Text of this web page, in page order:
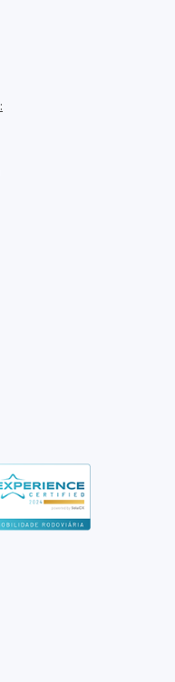
: